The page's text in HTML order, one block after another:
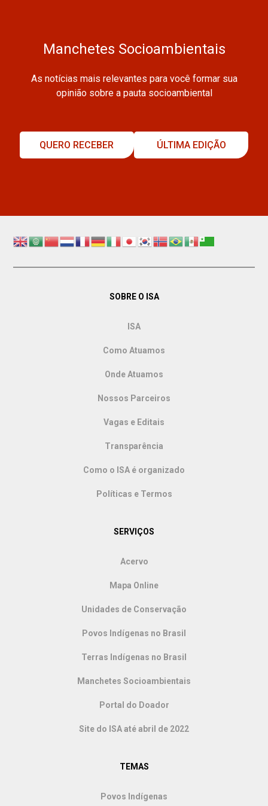
Manchetes Socioambientais
As notícias mais relevantes para você formar sua
opinião sobre a pauta socioambiental
QUERO RECEBER ÚLTIMA EDIÇÃO
SOBRE O ISA
ISA
Como Atuamos
Onde Atuamos
Nossos Parceiros
Vagas e Editais
Transparência
Como o ISA é organizado
Políticas e Termos
SERVIÇOS
Acervo
Mapa Online
Unidades de Conservação
Povos Indígenas no Brasil
Terras Indígenas no Brasil
Manchetes Socioambientais
Portal do Doador
Site do ISA até abril de 2022
TEMAS
Povos Indígenas